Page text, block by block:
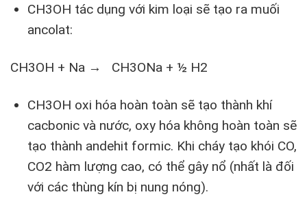
CH3OH tác dụng với kim loại sẽ tạo ra muối
ancolat:
CH3OH + Na → CH3ONa + ½ H2
CH3OH oxi hóa hoàn toàn sẽ tạo thành khí
cacbonic và nước, oxy hóa không hoàn toàn sẽ
tạo thành andehit formic. Khi cháy tạo khói CO,
CO2 hàm lượng cao, có thể gây nổ (nhất là đối
với các thùng kín bị nung nóng).